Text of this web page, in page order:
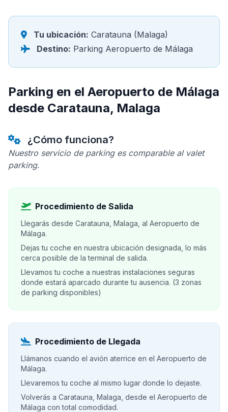
Tu ubicación: Caratauna (Malaga)
Destino: Parking Aeropuerto de Málaga
Parking en el Aeropuerto de Málaga
desde Caratauna, Malaga
¿Cómo funciona?
Nuestro servicio de parking es comparable al valet
parking.
Procedimiento de Salida
Llegarás desde Caratauna, Malaga, al Aeropuerto de
Málaga.
Dejas tu coche en nuestra ubicación designada, lo más
cerca posible de la terminal de salida.
Llevamos tu coche a nuestras instalaciones seguras
donde estará aparcado durante tu ausencia. (3 zonas
de parking disponibles)
Procedimiento de Llegada
Llámanos cuando el avión aterrice en el Aeropuerto de
Málaga.
Llevaremos tu coche al mismo lugar donde lo dejaste.
Volverás a Caratauna, Malaga, desde el Aeropuerto de
Málaga con total comodidad.